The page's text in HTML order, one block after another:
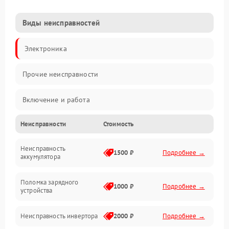
Виды неисправностей
Электроника
Прочие неисправности
Включение и работа
Работа с нагрузкой
Звук и индикация
Неисправности Стоимость
Неисправность
аккумулятора
1500 ₽ Подробнее →
Поломка зарядного
устройства
1000 ₽ Подробнее →
Неисправность инвертора 2000 ₽ Подробнее →